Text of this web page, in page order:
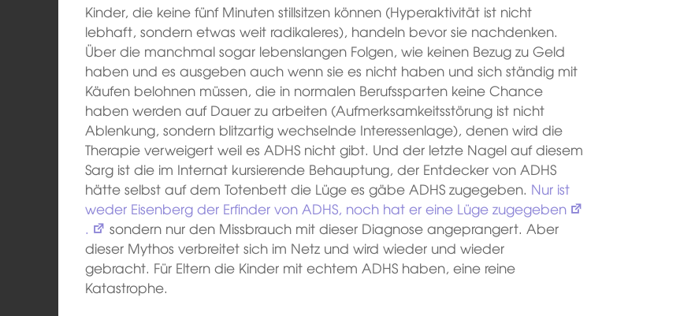
Kinder, die keine fünf Minuten stillsitzen können (Hyperaktivität ist nicht
lebhaft, sondern etwas weit radikaleres), handeln bevor sie nachdenken.
Über die manchmal sogar lebenslangen Folgen, wie keinen Bezug zu Geld
haben und es ausgeben auch wenn sie es nicht haben und sich ständig mit
Käufen belohnen müssen, die in normalen Berufssparten keine Chance
haben werden auf Dauer zu arbeiten (Aufmerksamkeitsstörung ist nicht
Ablenkung, sondern blitzartig wechselnde Interessenlage), denen wird die
Therapie verweigert weil es ADHS nicht gibt. Und der letzte Nagel auf diesem
Sarg ist die im Internat kursierende Behauptung, der Entdecker von ADHS
hätte selbst auf dem Totenbett die Lüge es gäbe ADHS zugegeben. Nur ist
weder Eisenberg der Erfinder von ADHS, noch hat er eine Lüge zugegeben
.
sondern nur den Missbrauch mit dieser Diagnose angeprangert. Aber
dieser Mythos verbreitet sich im Netz und wird wieder und wieder
gebracht. Für Eltern die Kinder mit echtem ADHS haben, eine reine
Katastrophe.